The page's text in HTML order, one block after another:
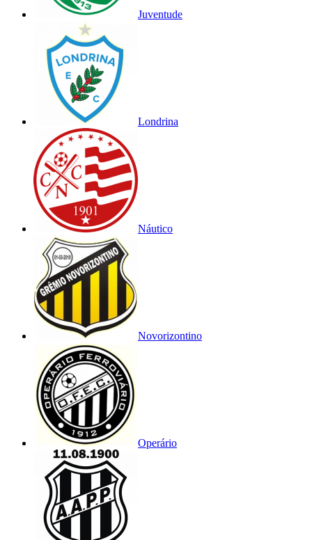
Juventude
Londrina
Náutico
Novorizontino
Operário